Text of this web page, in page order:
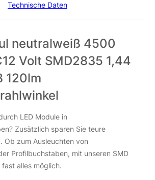
Technische Daten
neutralweiß 4500
Volt SMD2835 1,44
120lm
LED Module in
Zusätzlich sparen Sie teure
Ob zum Ausleuchten von
Profilbuchstaben, mit unseren SMD
fast alles möglich.